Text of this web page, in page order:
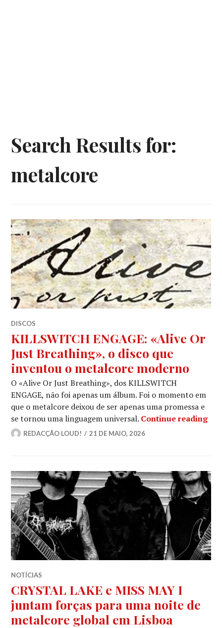
Search Results for:
metalcore
DISCOS
KILLSWITCH ENGAGE: «Alive Or
Just Breathing», o disco que
inventou o metalcore moderno
O «Alive Or Just Breathing», dos KILLSWITCH
ENGAGE, não foi apenas um álbum. Foi o momento em
que o metalcore deixou de ser apenas uma promessa e
se tornou uma linguagem universal. Continue reading
REDACÇÃO LOUD! 21 DE MAIO, 2026
NOTÍCIAS
CRYSTAL LAKE e MISS MAY I
juntam forças para uma noite de
metalcore global em Lisboa